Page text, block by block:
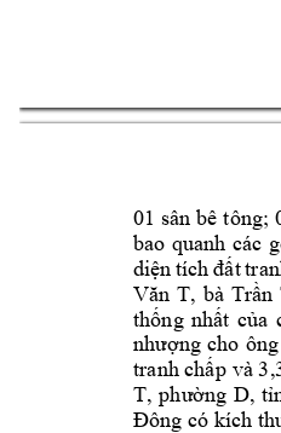
01 sân bê tông;
bao quanh các
diện tích đất
Văn T, bà Trần
thống nhất của
nhượng cho ông
tranh chấp và
T, phường D,
Đông có kích